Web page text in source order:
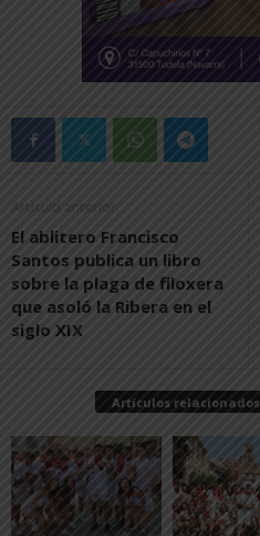
Artículo anterior
El ablitero Francisco
Santos publica un libro
sobre la plaga de filoxera
que asoló la Ribera en el
siglo XIX
Artículos relacionados